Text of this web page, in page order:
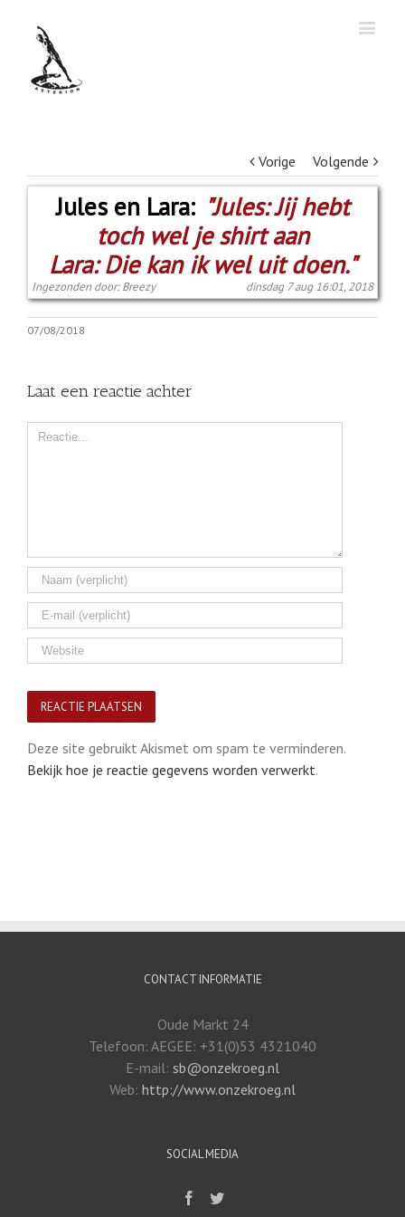
Vorige Volgende
Jules en Lara: "Jules: Jij hebt
toch wel je shirt aan
Lara: Die kan ik wel uit doen."
Ingezonden door: Breezy dinsdag 7 aug 16:01, 2018
07/08/2018
Laat een reactie achter
Comment
Deze site gebruikt Akismet om spam te verminderen.
Bekijk hoe je reactie gegevens worden verwerkt.
CONTACT INFORMATIE
Oude Markt 24
Telefoon: AEGEE: +31(0)53 4321040
E-mail: sb@onzekroeg.nl
Web: http://www.onzekroeg.nl
SOCIAL MEDIA